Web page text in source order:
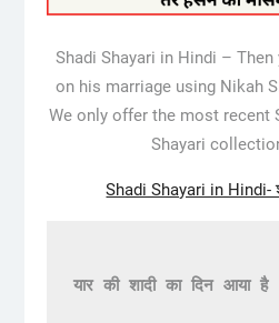
Shadi Shayari in Hindi –
on his marriage using Nikah
We only offer the most recent
Shayari
Shadi Shayari in Hindi-
यार की शादी का दिन आया है